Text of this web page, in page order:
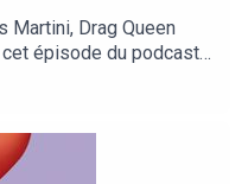
Martini, Drag Queen
épisode du podcast
Miss Martini nous parle
on devient
un show Drag ? Miss